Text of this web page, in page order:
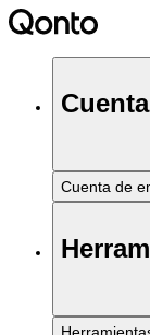
Cuenta de